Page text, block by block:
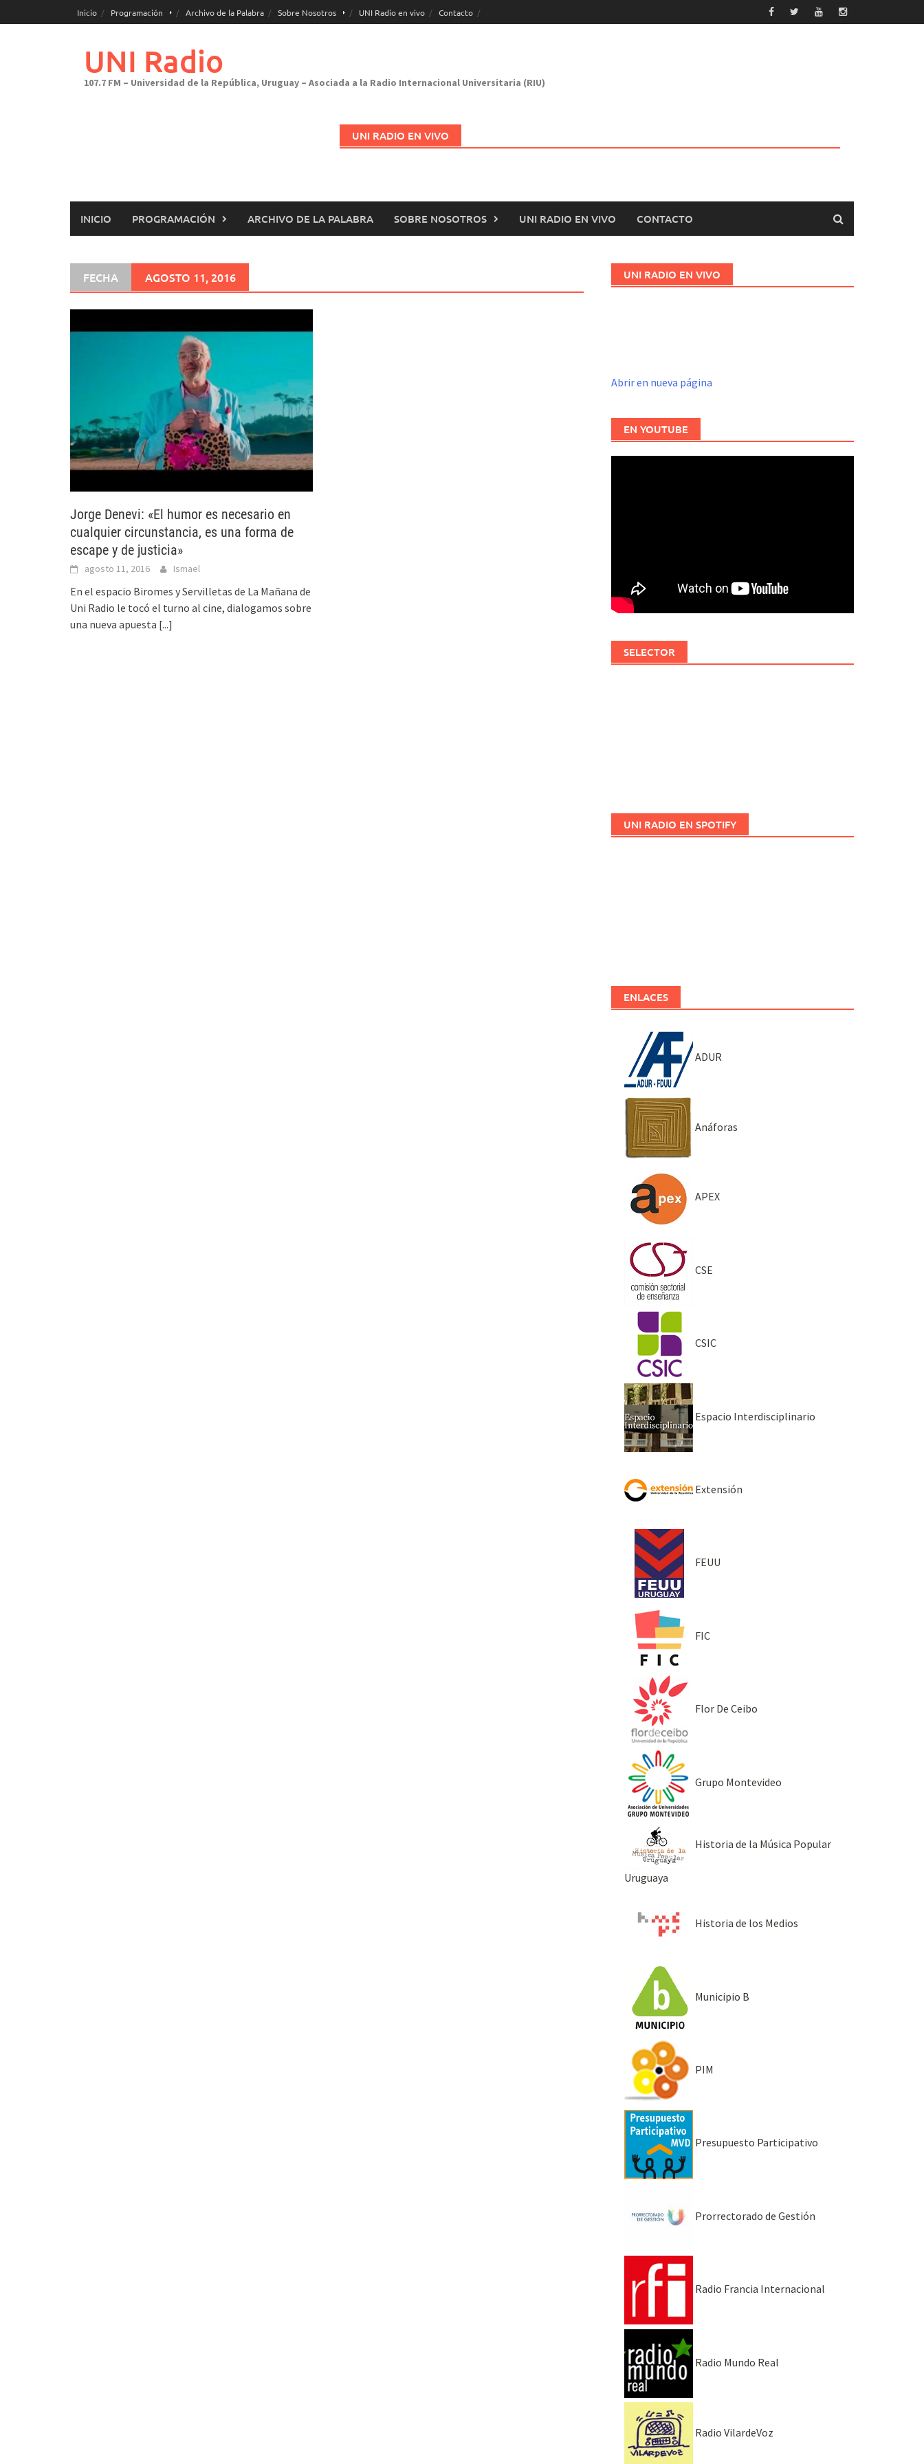
al
Inicio Programación Archivo de la Palabra Sobre Nosotros UNI Radio en vivo Contacto
UNI Radio
107.7 FM – Universidad de la República, Uruguay – Asociada a la Radio Internacional Universitaria (RIU)
UNI RADIO EN VIVO
INICIO PROGRAMACIÓN ARCHIVO DE LA PALABRA SOBRE NOSOTROS UNI RADIO EN VIVO CONTACTO
FECHA AGOSTO 11, 2016
Jorge Denevi: «El humor es necesario en
cualquier circunstancia, es una forma de
escape y de justicia»
agosto 11, 2016 Ismael
En el espacio Biromes y Servilletas de La Mañana de
Uni Radio le tocó el turno al cine, dialogamos sobre
una nueva apuesta [...]
UNI RADIO EN VIVO
Abrir en nueva página
EN YOUTUBE
SELECTOR
UNI RADIO EN SPOTIFY
ENLACES
ADUR
Anáforas
APEX
CSE
CSIC
Espacio Interdisciplinario
Extensión
FEUU
FIC
Flor De Ceibo
Grupo Montevideo
Historia de la Música Popular
Uruguaya
Historia de los Medios
Municipio B
PIM
Presupuesto Participativo
Prorrectorado de Gestión
Radio Francia Internacional
Radio Mundo Real
Radio VilardeVoz